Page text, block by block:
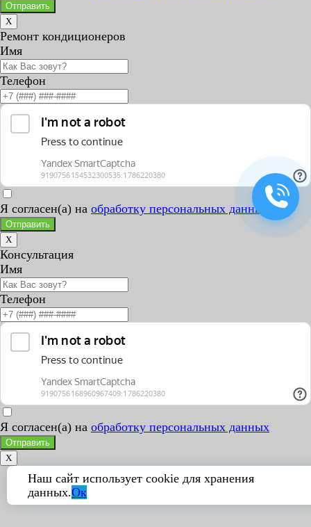
Отправить
X
Ремонт кондиционеров
Имя
Телефон
Я согласен(а) на обработку персональных данных
Отправить
X
Консультация
Имя
Телефон
Я согласен(а) на обработку персональных данных
Отправить
X
Наш сайт использует cookie для хранения
данных.Ок